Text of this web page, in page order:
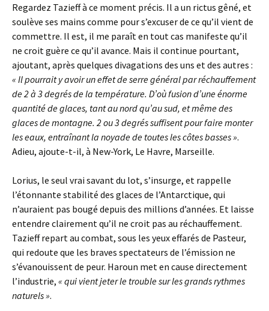
Regardez Tazieff à ce moment précis. Il a un rictus gêné, et
soulève ses mains comme pour s’excuser de ce qu’il vient de
commettre. Il est, il me paraît en tout cas manifeste qu’il
ne croit guère ce qu’il avance. Mais il continue pourtant,
ajoutant, après quelques divagations des uns et des autres :
« Il pourrait y avoir un effet de serre général par réchauffement
de 2 à 3 degrés de la température. D’où fusion d’une énorme
quantité de glaces, tant au nord qu’au sud, et même des
glaces de montagne. 2 ou 3 degrés suffisent pour faire monter
les eaux, entraînant la noyade de toutes les côtes basses ».
Adieu, ajoute-t-il, à New-York, Le Havre, Marseille.
Lorius, le seul vrai savant du lot, s’insurge, et rappelle
l’étonnante stabilité des glaces de l’Antarctique, qui
n’auraient pas bougé depuis des millions d’années. Et laisse
entendre clairement qu’il ne croit pas au réchauffement.
Tazieff repart au combat, sous les yeux effarés de Pasteur,
qui redoute que les braves spectateurs de l’émission ne
s’évanouissent de peur. Haroun met en cause directement
l’industrie, « qui vient jeter le trouble sur les grands rythmes
naturels ».